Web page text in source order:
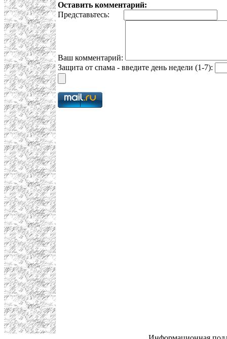
Оставить комментарий:
Представьтесь:
Ваш комментарий:
Защита от спама - введите день недели (1-7):